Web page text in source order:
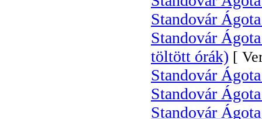
Standovár
Standovár
töltött órák) [
Standovár
Standovár
Standovár